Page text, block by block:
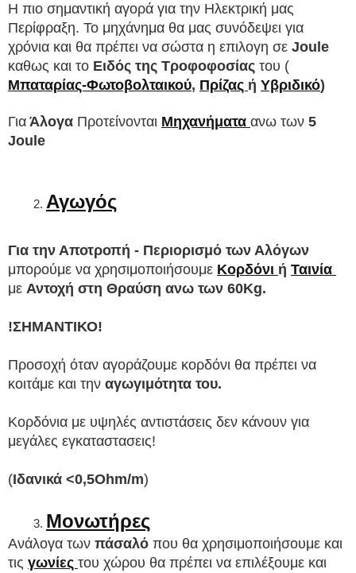
Η πιο σημαντική αγορά για την Ηλεκτρική μας
Περίφραξη. Το μηχάνημα θα μας συνόδεψει για
χρόνια και θα πρέπει να σώστα η επιλογη σε
καθως και το Eιδός της Τροφοφοσίας του (
Μπαταρίας-Φωτοβολταικού, Πρίζας ή Υβριδικό)
Για Άλογα Προτείνονται Μηχανήματα ανω των 5
Joule
Αγωγός
Για την Αποτροπή - Περιορισμό των Αλόγων
μπορούμε να χρησιμοποιήσουμε Κορδόνι ή Ταινία
με Αντοχή στη Θραύση ανω των 60Kg.
!ΣΗΜΑΝΤΙΚΟ!
Προσοχή όταν αγοράζουμε κορδόνι θα πρέπει να
κοιτάμε και την αγωγιμότητα του.
Κορδόνια με υψηλές αντιστάσεις δεν κάνουν για
μεγάλες εγκαταστασεις!
(Ιδανικά <0,5Ohm/m)
Μονωτήρες
Ανάλογα των πάσαλό που θα χρησιμοποιήσουμε και
τις γωνίες του χώρου θα πρέπει να επιλέξουμε και